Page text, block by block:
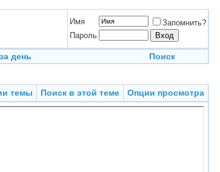
Имя
Запомнить?
Пароль
день Поиск
темы Поиск в этой теме Опции просмотра